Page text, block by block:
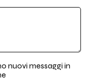
nuovi messaggi in